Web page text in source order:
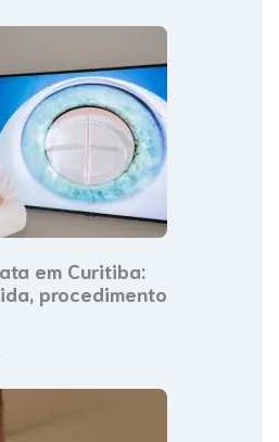
em Curitiba:
procedimento